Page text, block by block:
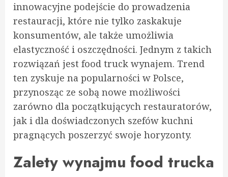
innowacyjne podejście do prowadzenia
restauracji, które nie tylko zaskakuje
konsumentów, ale także umożliwia
elastyczność i oszczędności. Jednym z takich
rozwiązań jest food truck wynajem. Trend
ten zyskuje na popularności w Polsce,
przynosząc ze sobą nowe możliwości
zarówno dla początkujących restauratorów,
jak i dla doświadczonych szefów kuchni
pragnących poszerzyć swoje horyzonty.
Zalety wynajmu food trucka